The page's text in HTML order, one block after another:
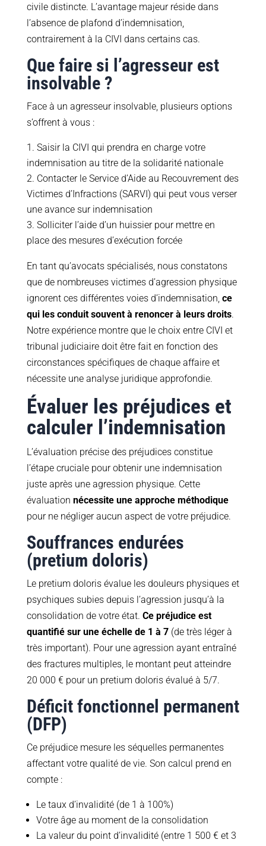
civile distincte. L’avantage majeur réside dans
l’absence de plafond d’indemnisation,
contrairement à la CIVI dans certains cas.
Que faire si l’agresseur est
insolvable ?
Face à un agresseur insolvable, plusieurs options
s’offrent à vous :
Saisir la CIVI qui prendra en charge votre
indemnisation au titre de la solidarité nationale
Contacter le Service d’Aide au Recouvrement des
Victimes d’Infractions (SARVI) qui peut vous verser
une avance sur indemnisation
Solliciter l’aide d’un huissier pour mettre en
place des mesures d’exécution forcée
En tant qu’avocats spécialisés, nous constatons
que de nombreuses victimes d’agression physique
ignorent ces différentes voies d’indemnisation, ce
qui les conduit souvent à renoncer à leurs droits.
Notre expérience montre que le choix entre CIVI et
tribunal judiciaire doit être fait en fonction des
circonstances spécifiques de chaque affaire et
nécessite une analyse juridique approfondie.
Évaluer les préjudices et
calculer l’indemnisation
L’évaluation précise des préjudices constitue
l’étape cruciale pour obtenir une indemnisation
juste après une agression physique. Cette
évaluation nécessite une approche méthodique
pour ne négliger aucun aspect de votre préjudice.
Souffrances endurées
(pretium doloris)
Le pretium doloris évalue les douleurs physiques et
psychiques subies depuis l’agression jusqu’à la
consolidation de votre état. Ce préjudice est
quantifié sur une échelle de 1 à 7(de très léger à
très important). Pour une agression ayant entraîné
des fractures multiples, le montant peut atteindre
20 000 € pour un pretium doloris évalué à 5/7.
Déficit fonctionnel permanent
(DFP)
Ce préjudice mesure les séquelles permanentes
affectant votre qualité de vie. Son calcul prend en
compte :
Le taux d’invalidité (de 1 à 100%)
Votre âge au moment de la consolidation
La valeur du point d’invalidité (entre 1 500 € et 3